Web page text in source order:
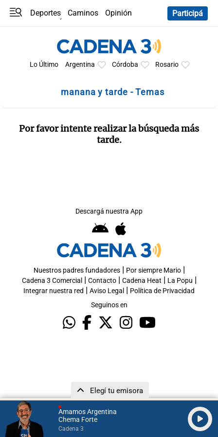
Amamos Argentina
Chema Forte
Cadena 3
Elegí tu emisora
Deportes Caminos
Opinión
Participá
Lo Último Argentina Córdoba Rosario
manana y tarde - Temas
Por favor intente realizar la búsqueda más
tarde.
Descargá nuestra App
Nuestros padres fundadores| Por siempre Mario|
Cadena 3 Comercial | Contacto| Cadena Heat | La Popu |
Integrar nuestra red | Aviso Legal | Política de Privacidad
Seguinos en